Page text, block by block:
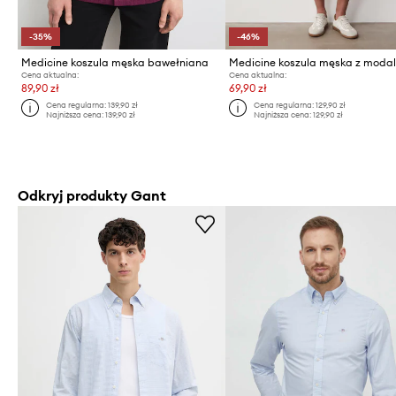
-35%
Medicine koszula męska bawełniana
Cena aktualna:
89,90 zł
Cena regularna:139,90 zł
Najniższa cena:139,90 zł
-46%
Medicine koszula męska z
Cena aktualna:
69,90 zł
Cena regularna: 129,90 zł
Najniższa cena: 129,90 zł
Odkryj produkty Gant